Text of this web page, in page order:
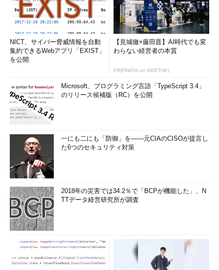
NICT、サイバー脅威情報を自動
集約できるWebアプリ「EXIST」
を公開
【見城徹×藤田晋】AI時代でも変
わらない経営者の本質
PR(FINCHI on GOETHE)
Microsoft、プログラミング言語「TypeScript 3.4」
のリリース候補版（RC）を公開
一にも二にも「防御」を――元CIAのCISOが提言し
た6つのセキュリティ対策
2018年の災害では34.2％で「BCPが機能した」、N
TTデータ経営研究所が調査